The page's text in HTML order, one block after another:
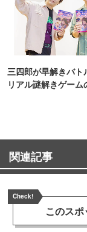
三四郎が早解きバト
リアル謎解きゲー
関連記事
Check!
このス